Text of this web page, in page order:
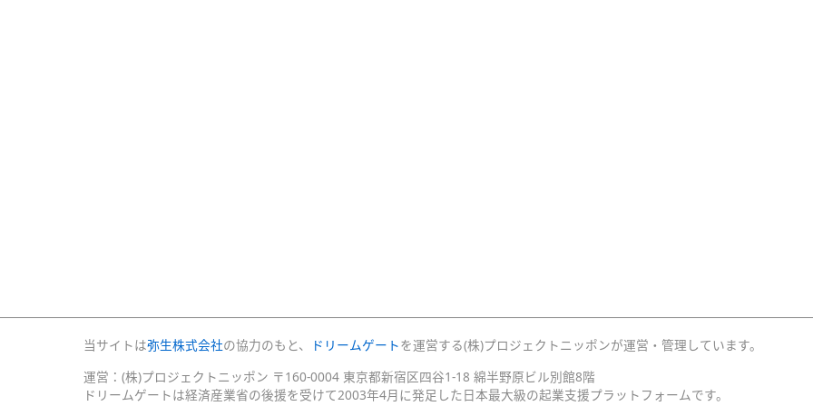
当サイトは弥生株式会社の協力のもと、 ドリームゲートを運営する(株)プロジェクトニッポンが運営・管理しています。
運営：(株)プロジェクトニッポン 〒160-0004 東京都新宿区四谷1-18 綿半野原ビル別館8階
ドリームゲートは経済産業省の後援を受けて2003年4月に発足した日本最大級の起業支援プラットフォームです。